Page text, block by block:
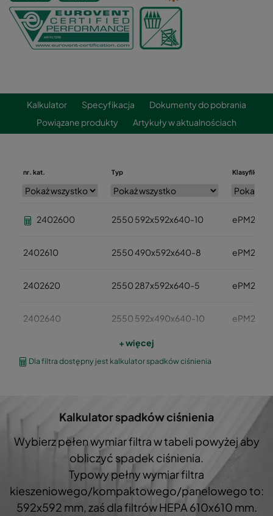
Kalkulator Specyfikacja
Dokumenty do pobrania
Powiązane produkty
Artykuły w aktualnościach
nr. kat. Typ Klasyfikacja
2402600 2550 592x592x640-10 ePM2,5
2402610 2550 490x592x640-8 ePM2,5
2402620 2550 287x592x640-5 ePM2,5
2402640 2550 592x490x640-10 ePM2,5
2550 490x490x640-8
2402650 2550 287x287x640-5 ePM2,5
24026001 2550 592x592x520-10 ePM2,5
2550 490x592x520-8
+ więcej
Dla filtra dostępny jest kalkulator spadków ciśnienia
Kalkulator spadków ciśnienia
Wybierz pełen wymiar filtra w tabeli powyżej aby
obliczyć spadek ciśnienia.
Typowy pełny wymiar filtra
kieszeniowego/kompaktowego/panelowego to:
592x592 mm, zaś dla filtrów HEPA 610x610 mm.